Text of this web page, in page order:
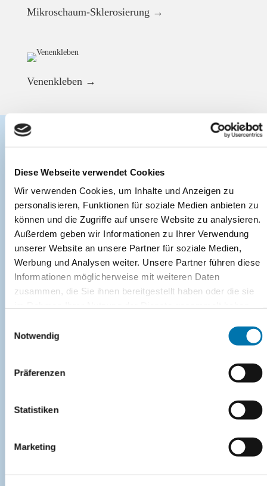
Diese Webseite verwendet Cookies
Wir verwenden Cookies, um Inhalte und Anzeigen zu
personalisieren, Funktionen für soziale Medien anbieten zu
können und die Zugriffe auf unsere Website zu analysieren.
Außerdem geben wir Informationen zu Ihrer Verwendung
unserer Website an unsere Partner für soziale Medien,
Werbung und Analysen weiter. Unsere Partner führen diese
Informationen möglicherweise mit weiteren Daten
zusammen, die Sie ihnen bereitgestellt haben oder die sie
unsere Webseite weiterhin nutzen.
Notwendig
Präferenzen
Statistiken
Marketing
Mikroschaum-Sklerosierung →
Venenkleben →
WARUM ZU UNS?
Wir stellen Ihr Wohlbefinden in den Vordergrund! Als
erfahrene Ärzte setzen wir auf eine präzise
Diagnostik und individuell angepasste Methoden der
Gefäßbehandlung, um Ihre Genesung so schonend und
schnell wie möglich zu erreichen. Da wir Jahr für
Jahrmehrere Tausend Behandlungendurchführen, sind
Sie bei uns bestens aufgehoben. Mit unserer
umfassenden Expertise als Gefäßspezialisten
beantworten wir gerne alle Ihre Fragen zur
allen konservativen Therapiemöglichkeiten wie auch
Behandlung von Venenerkrankungen sorgt für